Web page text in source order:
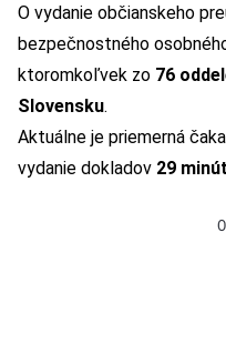
O vydanie občianskeho
bezpečnostného
ktoromkoľvek zo 76
Slovensku.
Aktuálne je priemerná
vydanie dokladov 29